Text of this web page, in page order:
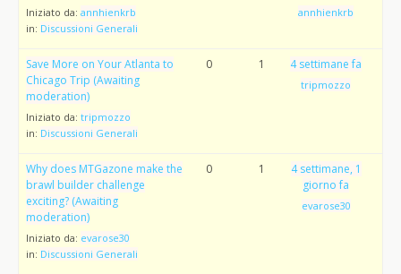
Iniziato da: annhienkrb
in: Discussioni Generali
annhienkrb
Save More on Your Atlanta to
Chicago Trip (Awaiting
moderation)
Iniziato da: tripmozzo
in: Discussioni Generali
0 1 4 settimane fa
tripmozzo
Why does MTGazone make the
brawl builder challenge
exciting? (Awaiting
moderation)
Iniziato da: evarose30
in: Discussioni Generali
0 1
4 settimane, 1
giorno fa
evarose30